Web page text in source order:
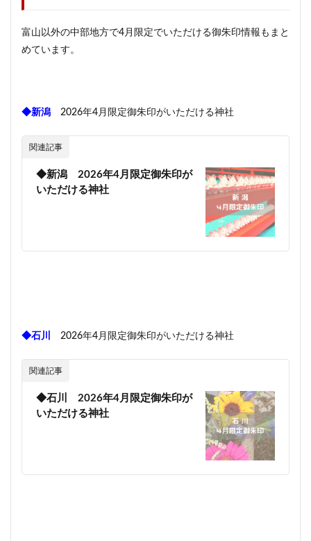
富山以外の中部地方で4月限定でいただける御朱印情報もまと
めています。
◆新潟 2026年4月限定御朱印がいただける神社
関連記事
◆新潟 2026年4月限定御朱印が
いただける神社
◆石川 2026年4月限定御朱印がいただける神社
関連記事
◆石川 2026年4月限定御朱印が
いただける神社